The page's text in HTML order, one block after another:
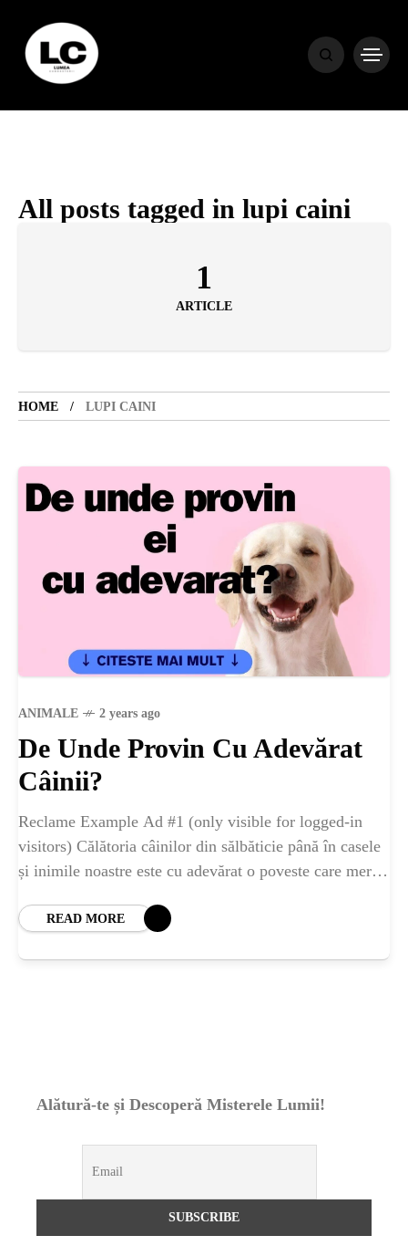
All posts tagged in lupi caini
1
ARTICLE
HOME LUPI CAINI
ANIMALE 2 years ago
De Unde Provin Cu Adevărat
Câinii?
Reclame Example Ad #1 (only visible for logged-in
visitors) Călătoria câinilor din sălbăticie până în casele
și inimile noastre este cu adevărat o poveste care merită
READ MORE
Alătură-te și Descoperă Misterele Lumii!
HOME
HOROSCOP
ENGLISH
CONTENT
TRAVEL
SANATATE
SI
INGRIJIRE
ISTORIE
NATURĂ
STIRI
ȘTIINȚA
ANIMALE
OAMENI
APLICATIA